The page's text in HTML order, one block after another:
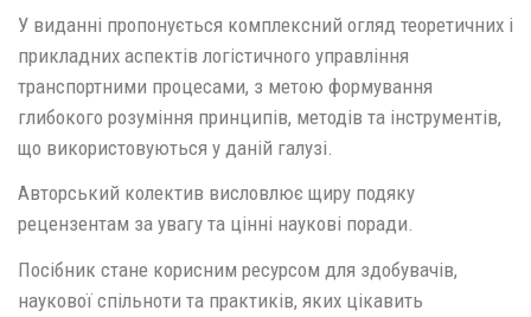
У виданні пропонується комплексний огляд теоретичних і
прикладних аспектів логістичного управління
транспортними процесами, з метою формування
глибокого розуміння принципів, методів та інструментів,
що використовуються у даній галузі.
Авторський колектив висловлює щиру подяку
рецензентам за увагу та цінні наукові поради.
Посібник стане корисним ресурсом для здобувачів,
наукової спільноти та практиків, яких цікавить